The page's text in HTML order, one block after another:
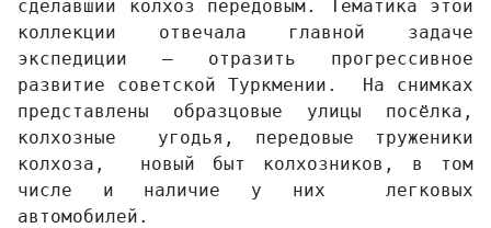
сделавший колхоз передовым. Тематика этой
коллекции отвечала главной задаче
экспедиции – отразить прогрессивное
развитие советской Туркмении.  На снимках
представлены образцовые улицы посёлка,
колхозные  угодья, передовые труженики
колхоза,  новый быт колхозников, в том
числе и наличие у них  легковых
автомобилей.